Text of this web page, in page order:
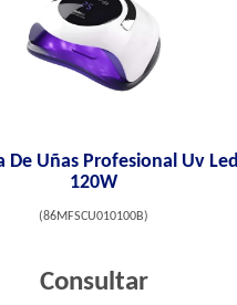
De Uñas Profesional Uv Led
120W
(86MFSCU010100B)
Consultar